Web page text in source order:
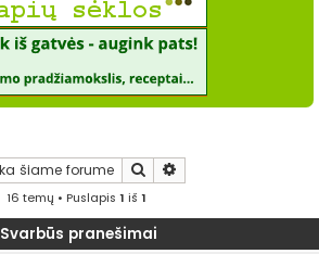
Ieškoti
16 temų • Puslapis 1 iš 1
Svarbūs pranešimai